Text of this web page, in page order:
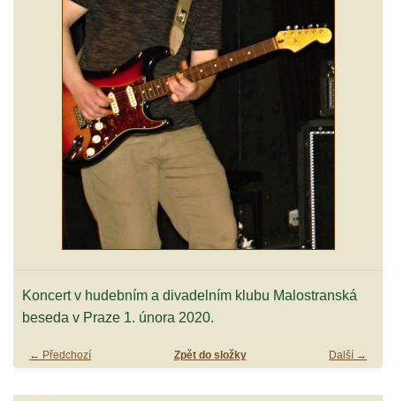
Koncert v hudebním a divadelním klubu Malostranská
beseda v Praze 1. února 2020.
← Předchozí Další →
Zpět do složky